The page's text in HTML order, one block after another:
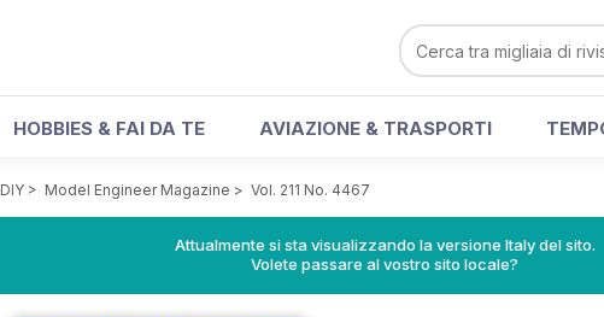
HOBBIES & FAI DA TE AVIAZIONE & TRASPORTI
DIY > Model Engineer Magazine > Vol. 211 No. 4467
Attualmente si sta visualizzando la versione Italy del sito.
Volete passare al vostro sito locale?